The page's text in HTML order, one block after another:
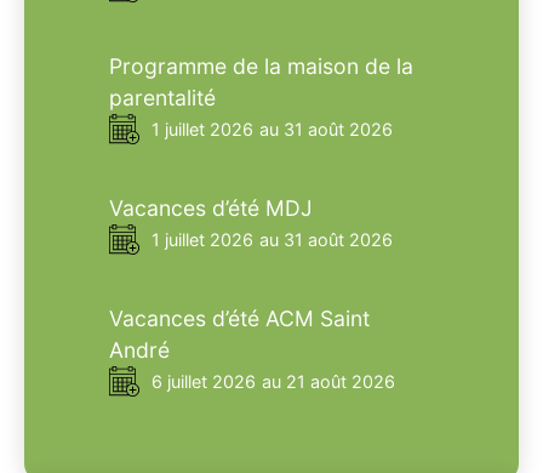
Programme de la maison de la
parentalité
1 juillet 2026 au 31 août 2026
Vacances d’été MDJ
1 juillet 2026 au 31 août 2026
Vacances d’été ACM Saint
André
6 juillet 2026 au 21 août 2026